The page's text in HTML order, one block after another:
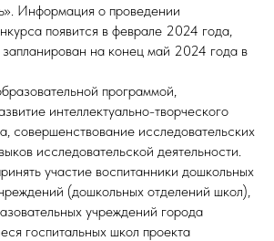
Информация о проведении
появится в феврале 2024 года,
на конец май 2024 года в
программой,
интеллектуально-творческого
совершенствование исследовательских
исследовательской деятельности.
участие воспитанники дошкольных
(дошкольных отделений школ),
учреждений города
госпитальных школ проекта